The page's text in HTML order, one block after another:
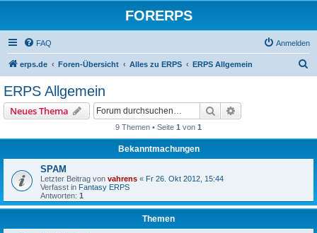
FORERPS
FAQ Anmelden
erps.de Foren-Übersicht Alles zu ERPS ERPS Allgemein
ERPS Allgemein
Neues Thema Suche
9 Themen • Seite 1 von 1
Bekanntmachungen
SPAM
Letzter Beitrag von vahrens « Fr 26. Okt 2012, 15:44
Verfasst in Fantasy ERPS
Antworten: 1
Themen